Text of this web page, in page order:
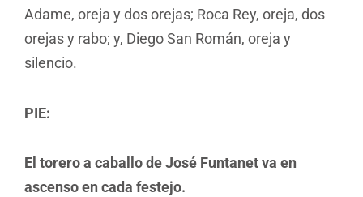
Adame, oreja y dos orejas; Roca Rey, oreja, dos
orejas y rabo; y, Diego San Román, oreja y
silencio.
PIE:
El torero a caballo de José Funtanet va en
ascenso en cada festejo.